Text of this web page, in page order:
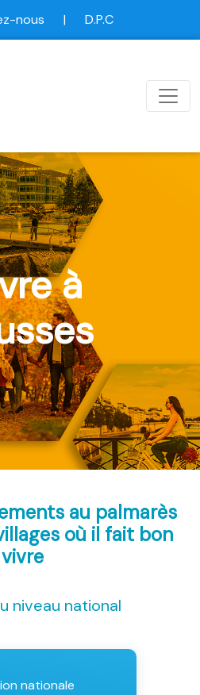
nous | D.P.C
à
au palmarès
où il fait bon
vivre
niveau national
nationale